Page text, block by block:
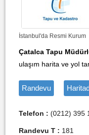
İstanbul'da Resmi Kurum
Çatalca Tapu
ulaşım harita ve yol
Randevu
Telefon : (0212) 395
Randevu T : 181